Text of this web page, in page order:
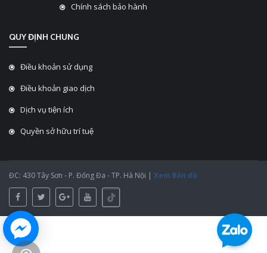
Chính sách bảo hành
QUY ĐỊNH CHUNG
Điều khoản sử dụng
Điều khoản giao dịch
Dịch vụ tiện ích
Quyền sở hữu trí tuệ
ĐC: 430 Tây Sơn - P. Đống Đa - TP. Hà Nội | Xem Bản đồ